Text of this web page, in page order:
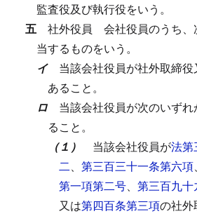
監査役及び執行役をいう。
五 社外役員
会社役員のうち
当するものをいう。
イ 当該会社役員が社外取締
あること。
ロ 当該会社役員が次のいず
ること。
（１） 当該会社役員が法第
二、 第三百三十一条第六項、
第一項第二号、 第三百九
又は第四百条第三項の社外